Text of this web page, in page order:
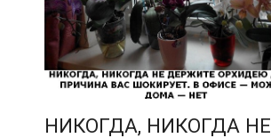
НИКОГДА, НИКОГДА НЕ